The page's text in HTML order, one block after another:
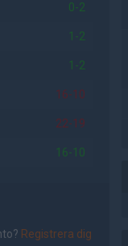
0-2
1-2
1-2
16-10
22-19
16-10
Registrera dig